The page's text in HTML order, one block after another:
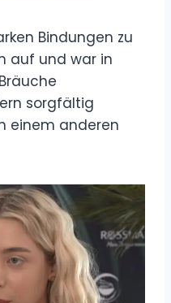
Bindungen zu
auf und war in
sorgfältig
einem anderen